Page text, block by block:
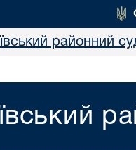
районний